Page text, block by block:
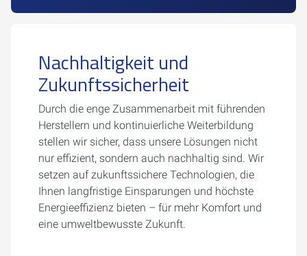
Nachhaltigkeit und
Zukunftssicherheit
Durch die enge Zusammenarbeit mit führenden
Herstellern und kontinuierliche Weiterbildung
stellen wir sicher, dass unsere Lösungen nicht
nur effizient, sondern auch nachhaltig sind. Wir
setzen auf zukunftssichere Technologien, die
Ihnen langfristige Einsparungen und höchste
Energieeffizienz bieten – für mehr Komfort und
eine umweltbewusste Zukunft.